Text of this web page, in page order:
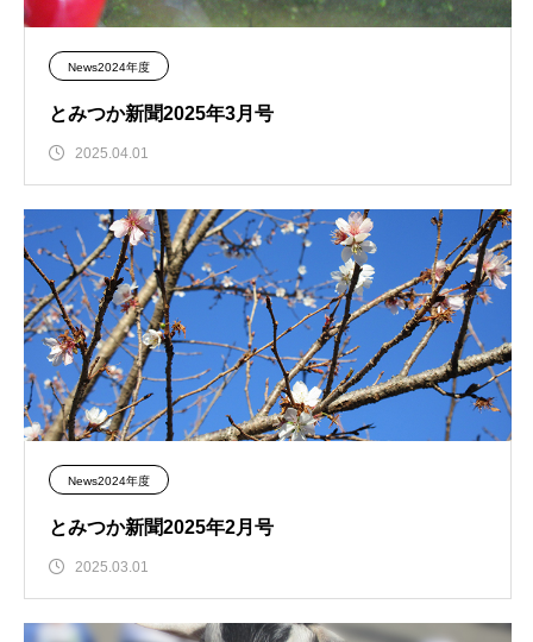
News2024年度
とみつか新聞2025年3月号
2025.04.01
News2024年度
とみつか新聞2025年2月号
2025.03.01